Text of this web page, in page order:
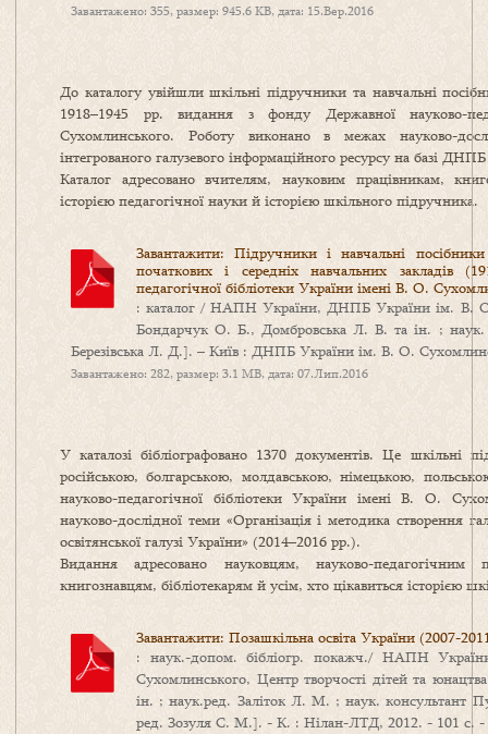
Завантажено: 355, размер: 945.6 KB, дата: 15.Вер.2016
До каталогу увійшли шкільні підручники та навчальні
1918–1945 рр. видання з фонду Державної науково-
Сухомлинського. Роботу виконано в межах науково-
інтегрованого галузевого інформаційного ресурсу на базі
Каталог адресовано вчителям, науковим працівникам,
історією педагогічної науки й історією шкільного підручника.
Завантажити: Підручники і навчальні
початкових і середніх навчальних закладів
педагогічної бібліотеки України імені В. О.
: каталог / НАПН України, ДНПБ України ім. В.
Бондарчук О. Б., Домбровська Л. В. та ін. ;
Березівська Л. Д.]. – Київ : ДНПБ України ім. В. О.
Завантажено: 282, размер: 3.1 MB, дата: 07.Лип.2016
У каталозі бібліографовано 1370 документів. Це шкільні
російською, болгарською, молдавською, німецькою,
науково-педагогічної бібліотеки України імені В. О.
науково-дослідної теми «Організація і методика створення
освітянської галузі України» (2014–2016 рр.).
Видання адресовано науковцям, науково-педагогічним
книгознавцям, бібліотекарям й усім, хто цікавиться історією
Завантажити: Позашкільна освіта України (2007-
: наук.-допом. бібліогр. покажч./ НАПН
Сухомлинського, Центр творчості дітей та
ін. ; наук.ред. Заліток Л. М. ; наук. консультант
ред. Зозуля С. М.]. - К. : Нілан-ЛТД, 2012. - 101 с.